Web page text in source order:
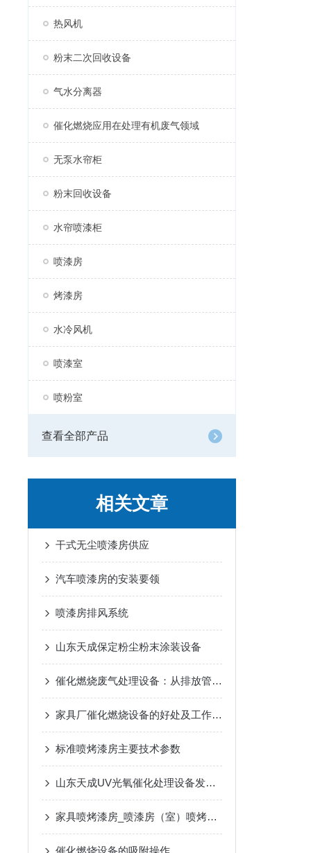
热风机
粉末二次回收设备
气水分离器
催化燃烧应用在处理有机废气领域
无泵水帘柜
粉末回收设备
水帘喷漆柜
喷漆房
烤漆房
水冷风机
喷漆室
喷粉室
查看全部产品
相关文章
干式无尘喷漆房供应
汽车喷漆房的安装要领
喷漆房排风系统
山东天成保定粉尘粉末涂装设备
催化燃烧废气处理设备：从排放管理到环境保护
家具厂催化燃烧设备的好处及工作原理
标准喷烤漆房主要技术参数
山东天成UV光氧催化处理设备发往江苏扬州
家具喷烤漆房_喷漆房（室）喷烤漆房/烘干房
催化燃烧设备的吸附操作